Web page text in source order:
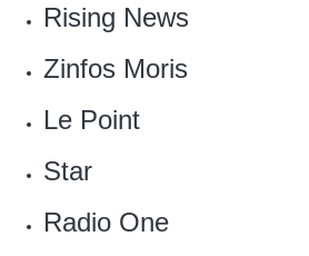
Rising News
Zinfos Moris
Le Point‎
Star
Radio One